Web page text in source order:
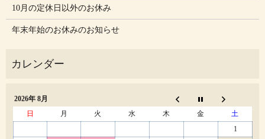
10月の定休日以外のお休み
年末年始のお休みのお知らせ
2026年 8月
日
月 火 水 木 金
土
1